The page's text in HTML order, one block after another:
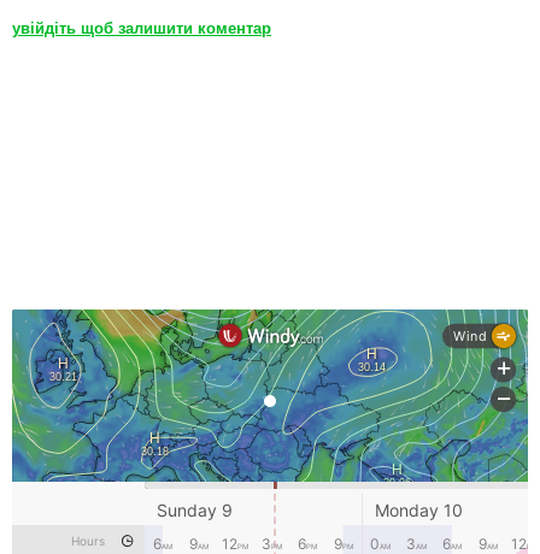
увійдіть щоб залишити коментар